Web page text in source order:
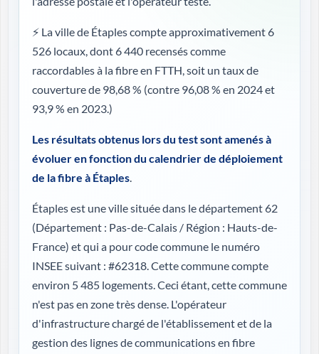
⚡ La ville de Étaples compte approximativement 6
526 locaux, dont 6 440 recensés comme
raccordables à la fibre en FTTH, soit un taux de
couverture de 98,68 % (contre 96,08 % en 2024 et
93,9 % en 2023.)
Les résultats obtenus lors du test sont amenés à
évoluer en fonction du calendrier de déploiement
de la fibre à Étaples.
Étaples est une ville située dans le département 62
(Département : Pas-de-Calais / Région : Hauts-de-
France) et qui a pour code commune le numéro
INSEE suivant : #62318. Cette commune compte
environ 5 485 logements. Ceci étant, cette commune
n'est pas en zone très dense. L'opérateur
d'infrastructure chargé de l'établissement et de la
gestion des lignes de communications en fibre